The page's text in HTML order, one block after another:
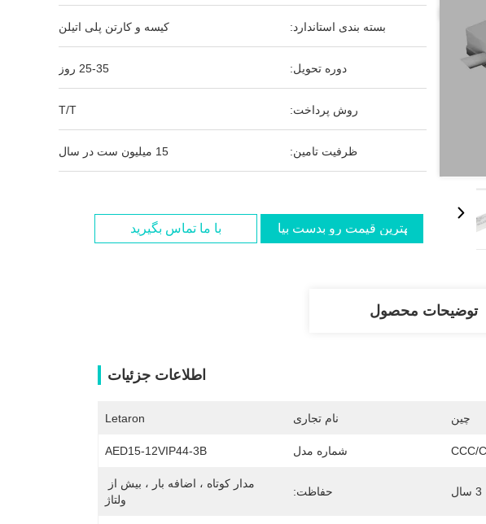
بسته بندی استاندارد: کیسه و کارتن پلی اتیلن
دوره تحویل: 25-35 روز
روش پرداخت: T/T
ظرفیت تامین: 15 میلیون ست در سال
بهترین قیمت رو بدست بیار با ما تماس بگیرید
توضیحات محصول
اطلاعات جزئیات
چین نام تجاری Letaron
CCC/ شماره مدل AED15-12VIP44-3B
3 سال حفاظت:
ولتاژ